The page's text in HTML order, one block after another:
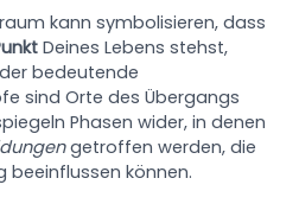
kann symbolisieren, dass
Deines Lebens stehst,
bedeutende
sind Orte des Übergangs
Phasen wider, in denen
getroffen werden, die
beeinflussen können.